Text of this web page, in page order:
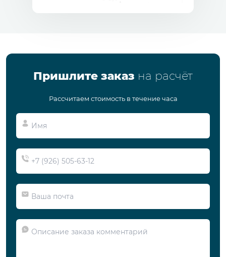
Пришлите заказ на расчёт
Рассчитаем стоимость в течение часа